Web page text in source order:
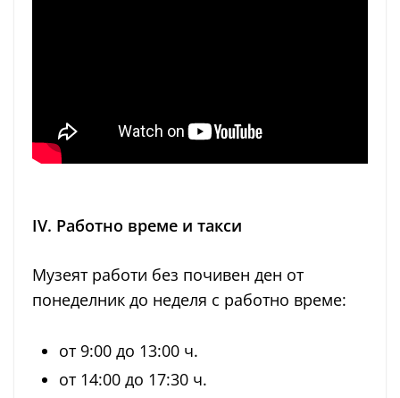
IV. Работно време и такси
Музеят работи без почивен ден от
понеделник до неделя с работно време:
от 9:00 до 13:00 ч.
от 14:00 до 17:30 ч.